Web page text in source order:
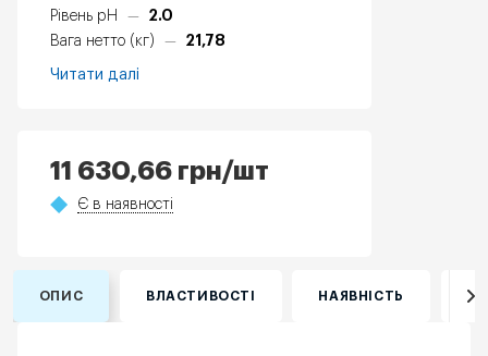
Рівень pH
—
2.0
Вага нетто (кг)
— 21,78
Читати далі
11 630,66 грн/шт
Є в наявності
ОПИС ВЛАСТИВОСТІ НАЯВНІСТЬ